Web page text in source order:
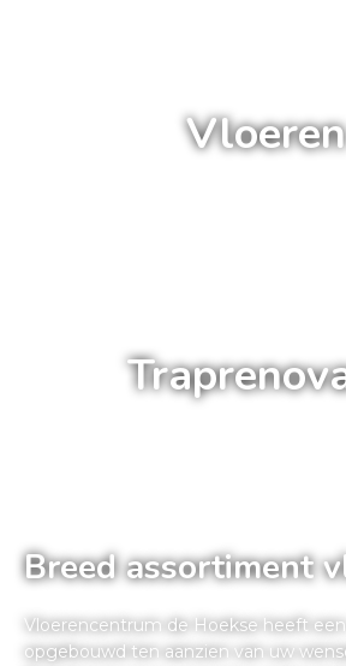
Vloeren
Breed assortiment
Vloerencentrum de Hoekse heeft
opgebouwd ten aanzien van uw